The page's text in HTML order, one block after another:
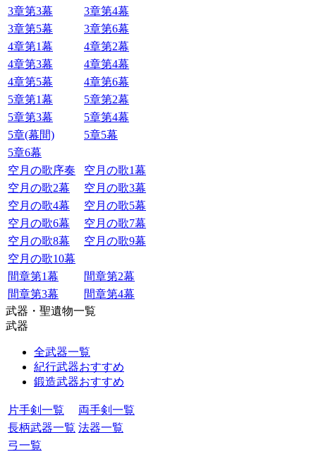
3章第3幕
3章第4幕
3章第5幕
3章第6幕
4章第1幕
4章第2幕
4章第3幕
4章第4幕
4章第5幕
4章第6幕
5章第1幕
5章第2幕
5章第3幕
5章第4幕
5章(幕間)
5章5幕
5章6幕
空月の歌序奏
空月の歌1幕
空月の歌2幕
空月の歌3幕
空月の歌4幕
空月の歌5幕
空月の歌6幕
空月の歌7幕
空月の歌8幕
空月の歌9幕
空月の歌10幕
間章第1幕
間章第2幕
間章第3幕
間章第4幕
武器・聖遺物一覧
武器
全武器一覧
紀行武器おすすめ
鍛造武器おすすめ
片手剣一覧
両手剣一覧
長柄武器一覧 法器一覧
弓一覧